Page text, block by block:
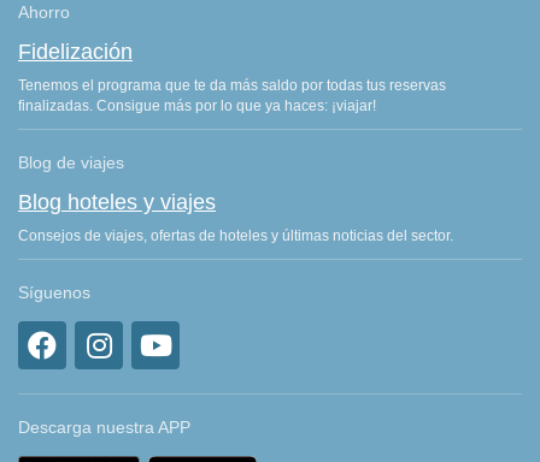
Ahorro
Fidelización
Tenemos el programa que te da más saldo por todas tus reservas
finalizadas. Consigue más por lo que ya haces: ¡viajar!
Blog de viajes
Blog hoteles y viajes
Consejos de viajes, ofertas de hoteles y últimas noticias del sector.
Síguenos
Descarga nuestra APP